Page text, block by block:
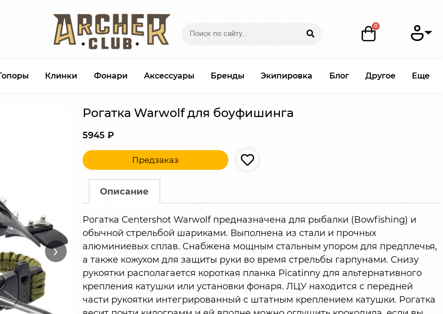
Клинки Фонари Аксессуары Бренды Экипировка Блог Другое Еще
›
Рогатка Warwolf для боуфишинга
5945 ₽
Предзаказ
Описание
Рогатка Centershot Warwolf предназначена для рыбалки (Bowfishing) и
обычной стрельбой шариками. Выполнена из стали и прочных
алюминиевых сплав. Снабжена мощным стальным упором для предплечья,
а также кожухом для защиты руки во время стрельбы гарпунами. Снизу
рукоятки располагается короткая планка Picatinny для альтернативного
крепления катушки или установки фонаря. ЛЦУ находится с передней
части рукоятки интегрированный с штатным креплением катушки. Рогатка